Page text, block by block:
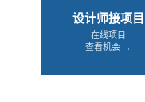
设计师接项目
在线项目
查看机会 →